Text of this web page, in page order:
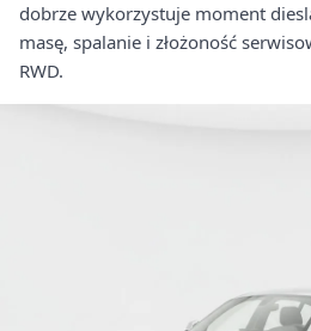
dobrze wykorzystuje moment
masę, spalanie i złożoność
RWD.